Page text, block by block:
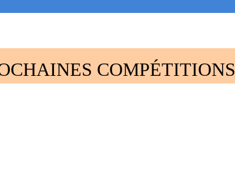
COMPÉTITIONS